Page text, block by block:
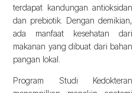
terdapat kandungan antioksidan
dan prebiotik. Dengan demikian,
ada manfaat kesehatan dari
makanan yang dibuat dari bahan
pangan lokal.
Program Studi Kedokteran